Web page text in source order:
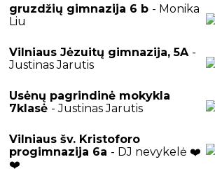
gruzdžių gimnazija 6 b - Monika
Liu
Vilniaus Jėzuitų gimnazija, 5A -
Justinas Jarutis
Usėnų pagrindinė mokykla
7klasė - Justinas Jarutis
Vilniaus šv. Kristoforo
progimnazija 6a - DJ nevykelė ❤️
❤️